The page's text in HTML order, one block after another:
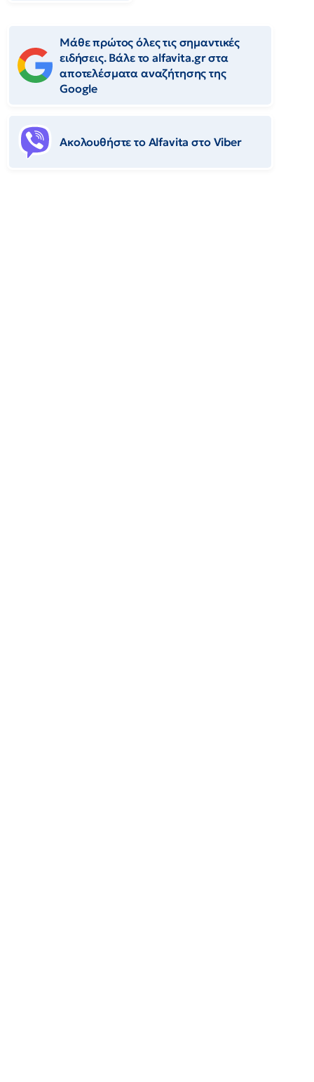
Μάθε πρώτος όλες τις σημαντικές
ειδήσεις. Βάλε το alfavita.gr στα
αποτελέσματα αναζήτησης της
Google
Ακολουθήστε το Αlfavita στο Viber